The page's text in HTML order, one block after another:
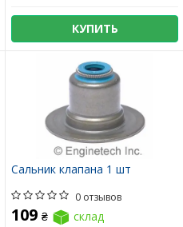
КУПИТЬ
Сальник клапана 1 шт
0 отзывов
109 ₴ склад